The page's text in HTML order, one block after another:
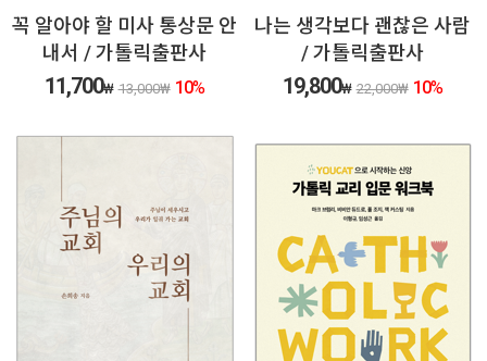
꼭 알아야 할 미사 통상문 안
내서 / 가톨릭출판사
11,700₩ 13,000₩ 10%
나는 생각보다 괜찮은 사람
/ 가톨릭출판사
19,800₩ 22,000₩ 10%